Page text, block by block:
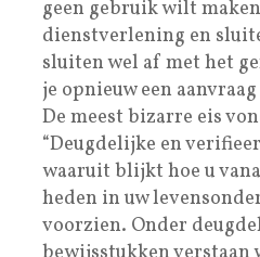
geen gebruik wilt
dienstverlening en
sluiten wel af met het
je opnieuw een
De meest bizarre eis
“Deugdelijke en
waaruit blijkt hoe u
heden in uw
voorzien. Onder